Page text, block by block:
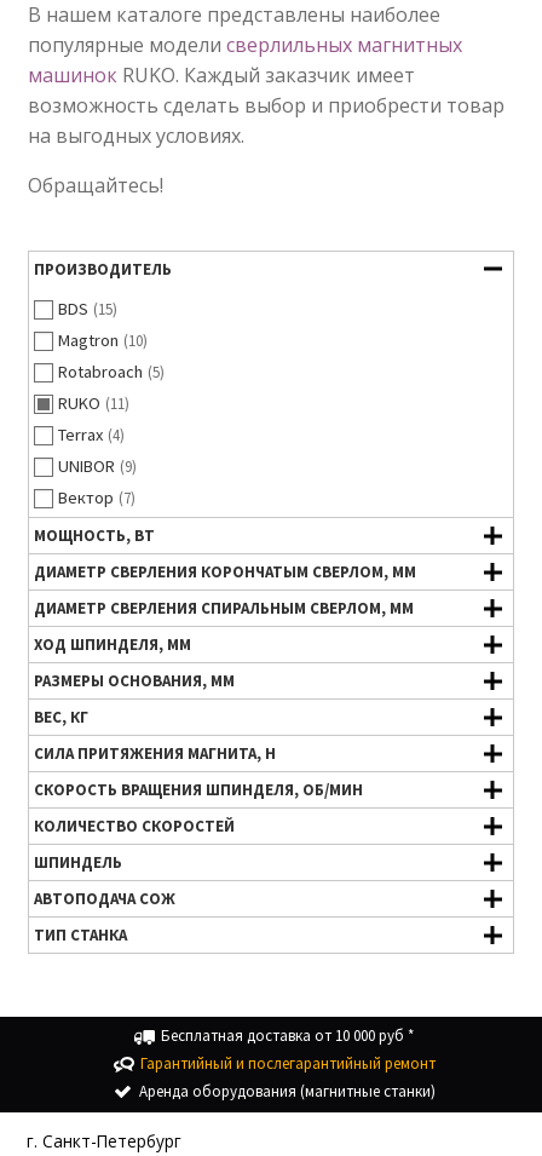
В нашем каталоге представлены наиболее
популярные модели сверлильных магнитных
машинокRUKO. Каждый заказчик имеет
возможность сделать выбор и приобрести товар
на выгодных условиях.
Обращайтесь!
ПРОИЗВОДИТЕЛЬ
BDS (15)
Magtron (10)
Rotabroach (5)
RUKO (11)
Terrax (4)
UNIBOR (9)
Вектор (7)
МОЩНОСТЬ, ВТ
ДИАМЕТР СВЕРЛЕНИЯ КОРОНЧАТЫМ СВЕРЛОМ, ММ
ДИАМЕТР СВЕРЛЕНИЯ СПИРАЛЬНЫМ СВЕРЛОМ, ММ
ХОД ШПИНДЕЛЯ, ММ
РАЗМЕРЫ ОСНОВАНИЯ, ММ
ВЕС, КГ
СИЛА ПРИТЯЖЕНИЯ МАГНИТА, Н
СКОРОСТЬ ВРАЩЕНИЯ ШПИНДЕЛЯ, ОБ/МИН
КОЛИЧЕСТВО СКОРОСТЕЙ
ШПИНДЕЛЬ
АВТОПОДАЧА СОЖ
ТИП СТАНКА
Бесплатная доставка от 10 000 руб *
Гарантийный и послегарантийный ремонт
Аренда оборудования (магнитные станки)
г. Санкт-Петербург